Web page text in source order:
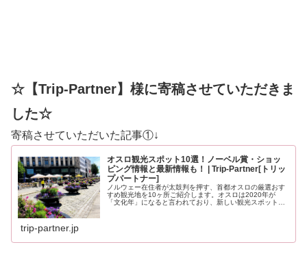
☆【Trip-Partner】様に寄稿させていただきま
した☆
寄稿させていただいた記事①↓
オスロ観光スポット10選！ノーベル賞・ショッ
ピング情報と最新情報も！ | Trip-Partner[トリッ
プパートナー]
ノルウェー在住者が太鼓判を押す、首都オスロの厳選おす
すめ観光地を10ヶ所ご紹介します。オスロは2020年が
「文化年」になると言われており、新しい観光スポットも
trip-partner.jp